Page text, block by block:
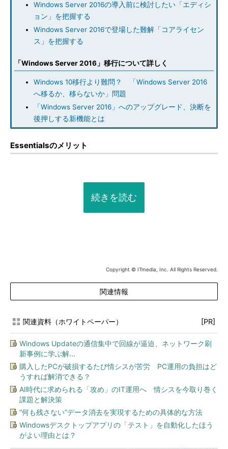
Windows Server 2016の導入前に検討したい「エディシ
ョン」を把握する
Windows Server 2016で登場した難解「コアライセン
ス」を把握する
「Windows Server 2016」移行について詳しく
Windows 10移行より難問？ 「Windows Server 2016
へ移るか、移らないか」問題
「Windows Server 2016」へのアップグレード、決断を
後押しする新機能とは
Essentialsのメリット
続きを読む
Copyright © ITmedia, Inc. All Rights Reserved.
関連情報
関連資料（ホワイトペーパー） [PR]
Windows Updateの通信集中で回線が逼迫、ネットワーク刷
新事例に学ぶ解...
購入したPCが破損するたび情シスが苦労 PC運用の負担はど
うすれば解消できる？
AI時代に求められる「攻め」のIT運用へ 情シスを今取り巻く
課題と解決策
“何も残さない”データ消去を実現するための具体的な方法
Windowsデスクトップアプリの「テスト」を自動化したほう
がよい理由とは？